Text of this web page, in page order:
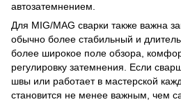
автозатемнением.
Для MIG/MAG сварки также важна
обычно более стабильный и
более широкое поле обзора,
регулировку затемнения. Если
швы или работает в мастерской
становится не менее важным, чем